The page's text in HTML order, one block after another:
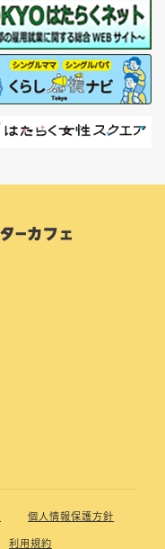
個人情報保護方針
利用規約